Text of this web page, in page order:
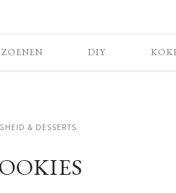
DIY
& DESSERTS